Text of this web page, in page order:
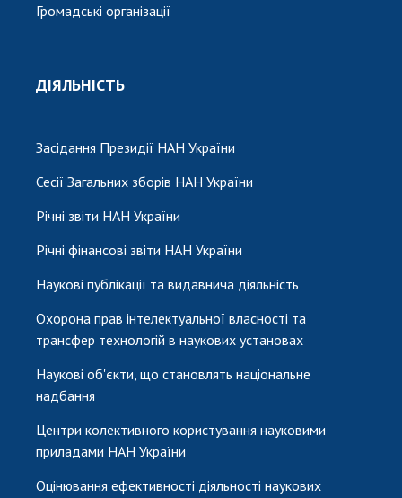
Громадські організації
ДІЯЛЬНІСТЬ
Засідання Президії НАН України
Сесії Загальних зборів НАН України
Річні звіти НАН України
Річні фінансові звіти НАН України
Наукові публікації та видавнича діяльність
Охорона прав інтелектуальної власності та
трансфер технологій в наукових установах
Наукові об'єкти, що становлять національне
надбання
Центри колективного користування науковими
приладами НАН України
Оцінювання ефективності діяльності наукових